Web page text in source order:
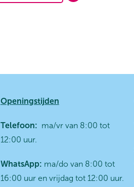
Openingstijden
Telefoon: ma/vr van 8:00 tot
12:00 uur.
WhatsApp: ma/do van 8:00 tot
16:00 uur en vrijdag tot 12:00 uur.